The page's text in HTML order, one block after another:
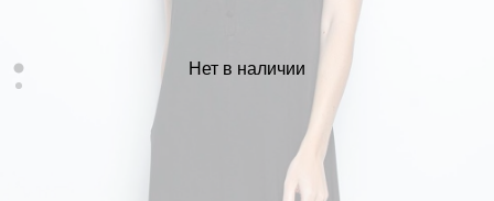
Нет в наличии